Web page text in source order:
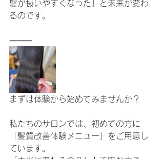
髪が扱いやすくなった」と未来が変わ
るのです。
⸻
まずは体験から始めてみませんか？
私たちのサロンでは、初めての方に
「髪質改善体験メニュー」をご用意し
ています。